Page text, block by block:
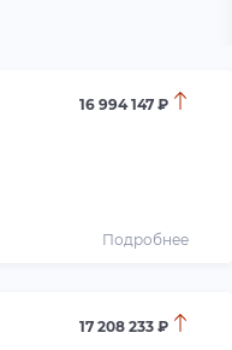
16 994 147 ₽
Подробнее
17 208 233 ₽